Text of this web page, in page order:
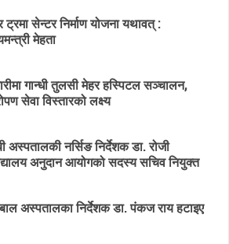
सेन्टर निर्माण योजना यथावत् :
मेहता
गान्धी तुलसी मेहर हस्पिटल सञ्चालन,
सेवा विस्तारको लक्ष्य
अस्पतालकी नर्सिङ निर्देशक डा. रोजी
अनुदान आयोगको सदस्य सचिव नियुक्त
अस्पतालका निर्देशक डा. पंकज राय हटाइए